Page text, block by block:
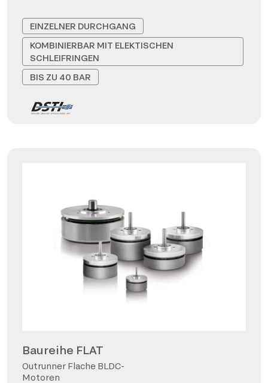
EINZELNER DURCHGANG
KOMBINIERBAR MIT ELEKTISCHEN
SCHLEIFRINGEN
BIS ZU 40 BAR
Baureihe FLAT
Outrunner Flache BLDC-
Motoren